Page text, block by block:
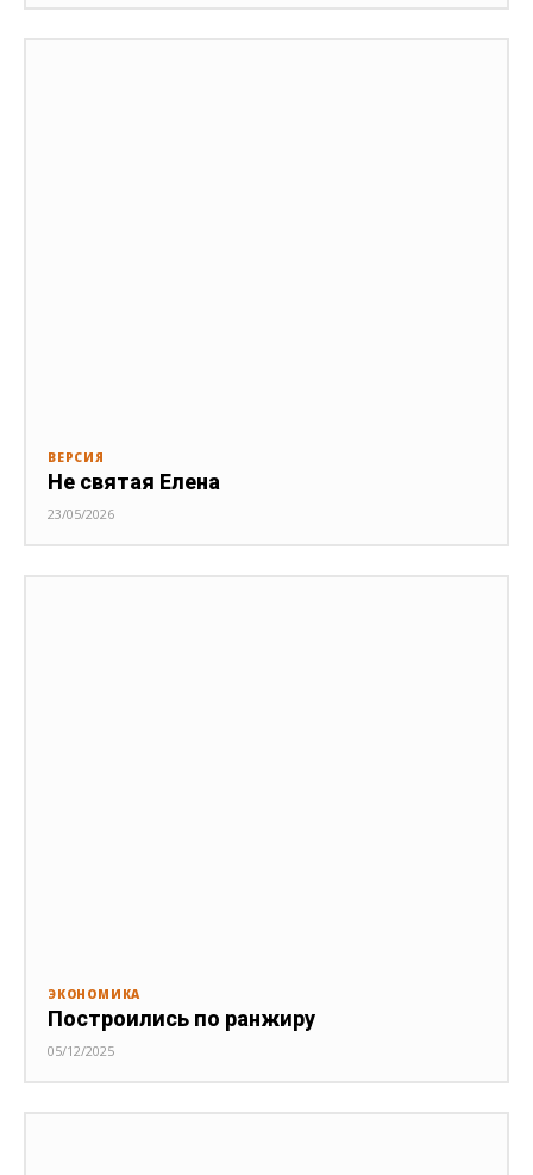
ВЕРСИЯ
Не святая Елена
23/05/2026
ЭКОНОМИКА
Построились по ранжиру
05/12/2025